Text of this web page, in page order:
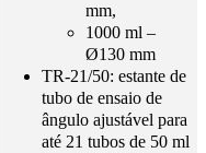
mm,
1000 ml –
Ø130 mm
TR-21/50: estante de
tubo de ensaio de
ângulo ajustável para
até 21 tubos de 50 ml